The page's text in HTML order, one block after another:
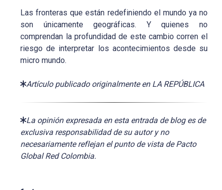
Las fronteras que están redefiniendo el mundo ya no
son únicamente geográficas. Y quienes no
comprendan la profundidad de este cambio corren el
riesgo de interpretar los acontecimientos desde su
micro mundo.
Artículo publicado originalmente en LA REPÚBLICA
La opinión expresada en esta entrada de blog es de
exclusiva responsabilidad de su autor y no
necesariamente reflejan el punto de vista de Pacto
Global Red Colombia.